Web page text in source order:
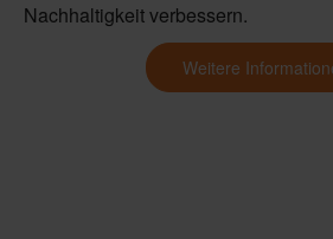
Nachhaltigkeit verbessern.
Weitere